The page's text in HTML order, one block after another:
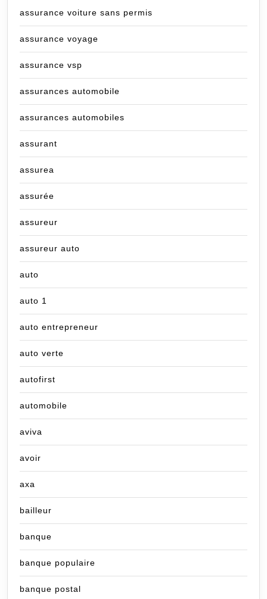
assurance voiture sans permis
assurance voyage
assurance vsp
assurances automobile
assurances automobiles
assurant
assurea
assurée
assureur
assureur auto
auto
auto 1
auto entrepreneur
auto verte
autofirst
automobile
aviva
avoir
axa
bailleur
banque
banque populaire
banque postal